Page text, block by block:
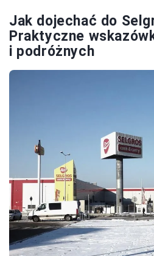
Jak dojechać do
Praktyczne
i podróżnych